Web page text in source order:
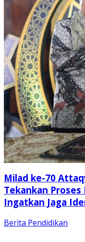
Milad ke-70
Tekankan
Ingatkan Jaga
Berita Pendidikan